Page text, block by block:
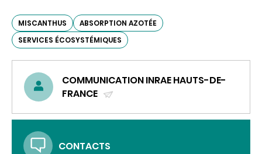
MISCANTHUS
ABSORPTION AZOTÉE
SERVICES ÉCOSYSTÉMIQUES
COMMUNICATION INRAE HAUTS-DE-
FRANCE
UN
CONTACTS